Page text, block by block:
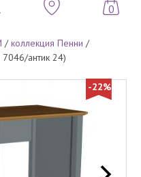
0
/коллекция Пенни /
антик 24)
-22%